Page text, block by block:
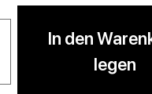
In den
legen